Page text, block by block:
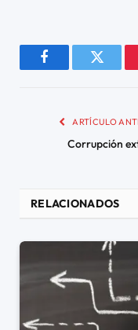
FacebookTwitter
ARTÍCULO
Corrupción
RELACIONADOS